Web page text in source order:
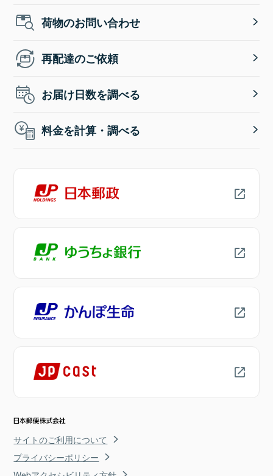
荷物のお問い合わせ
再配達のご依頼
お届け日数を調べる
料金を計算・調べる
サイトのご利用について
プライバシーポリシー